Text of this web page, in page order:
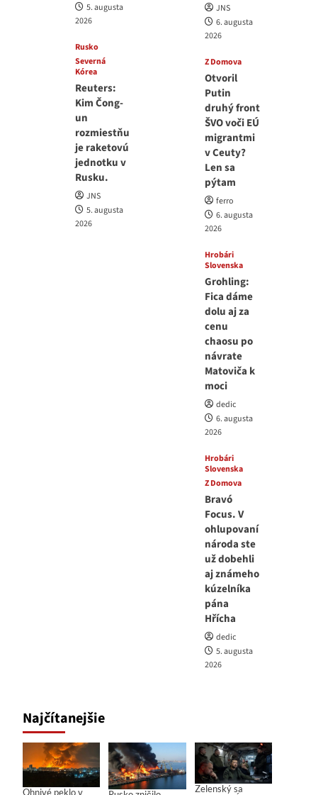
5. augusta
2026
Rusko
Severná
Kórea
Reuters:
Kim Čong-
un
rozmiestňu
je raketovú
jednotku v
Rusku.
JNS
5. augusta
2026
JNS
6. augusta
2026
Z Domova
Otvoril
Putin
druhý front
ŠVO voči EÚ
migrantmi
v Ceuty?
Len sa
pýtam
ferro
6. augusta
2026
Hrobári
Slovenska
Grohling:
Fica dáme
dolu aj za
cenu
chaosu po
návrate
Matoviča k
moci
dedic
6. augusta
2026
Hrobári
Slovenska
Z Domova
Bravó
Focus. V
ohlupovaní
národa ste
už dobehli
aj známeho
kúzelníka
pána
Hřícha
dedic
5. augusta
2026
Najčítanejšie
Ohnivé peklo v
Zelenský sa